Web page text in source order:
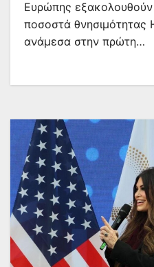
Ευρώπης
ποσοστά θνησιμότητας
ανάμεσα στην πρώτη…